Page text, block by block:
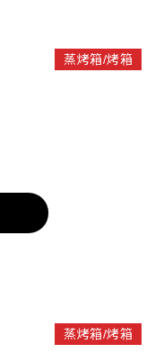
蒸烤箱/烤箱
蒸烤箱/烤箱